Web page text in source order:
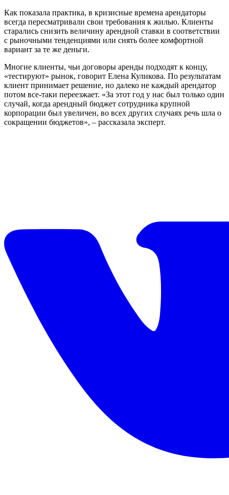
Как показала практика, в кризисные времена арендаторы
всегда пересматривали свои требования к жилью. Клиенты
старались снизить величину арендной ставки в соответствии
с рыночными тенденциями или снять более комфортной
вариант за те же деньги.
Многие клиенты, чьи договоры аренды подходят к концу,
«тестируют» рынок, говорит Елена Куликова. По результатам
клиент принимает решение, но далеко не каждый арендатор
потом все-таки переезжает. «За этот год у нас был только один
случай, когда арендный бюджет сотрудника крупной
корпорации был увеличен, во всех других случаях речь шла о
сокращении бюджетов», – рассказала эксперт.